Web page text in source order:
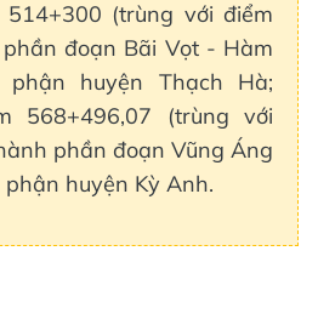
(trùng với điểm
đoạn Bãi Vọt - Hàm
phận huyện Thạch Hà;
568+496,07 (trùng với
phần đoạn Vũng Áng
huyện Kỳ Anh.